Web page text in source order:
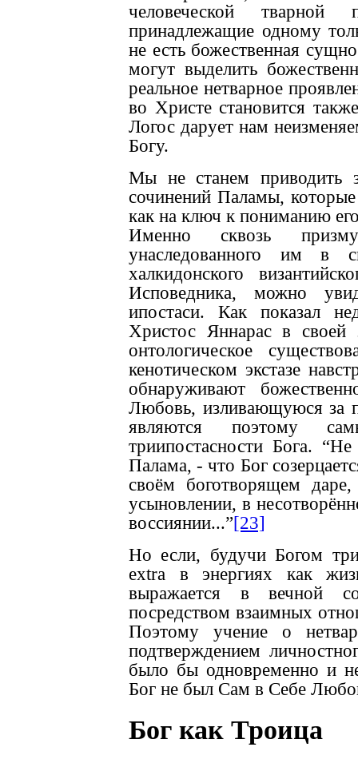
человеческой
принадлежащие одному
не есть божественная
могут выделить
реальное нетварное
во Христе становится
Логос дарует нам
Богу.
Мы не станем приводить
сочинений Паламы,
как на ключ к пониманию
Именно сквозь
унаследованного им в
халкидонского
Исповедника, можно
ипостаси. Как показал
Христос Яннарас в своей
онтологическое
кенотическом экстазе
обнаруживают
Любовь, изливающуюся за
являются поэтому
триипостасности Бога.
Палама, - что Бог
своём боготворящем
усыновлении, в
воссиянии...”[23]
Но если, будучи Богом
extra в энергиях как
выражается в вечной
посредством взаимных
Поэтому учение о
подтверждением
было бы одновременно и
Бог не был Сам в Себе
Бог как Троица